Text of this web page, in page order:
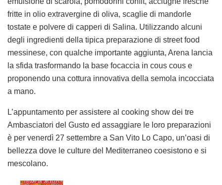
fritte in olio extravergine di oliva, scaglie di mandorle
tostate e polvere di capperi di Salina. Utilizzando alcuni
degli ingredienti della tipica preparazione di street food
messinese, con qualche importante aggiunta, Arena lancia
la sfida trasformando la base focaccia in cous cous e
proponendo una cottura innovativa della semola incocciata
a mano.
L’appuntamento per assistere al cooking show dei tre
Ambasciatori del Gusto ed assaggiare le loro preparazioni
è per venerdì 27 settembre a San Vito Lo Capo, un’oasi di
bellezza dove le culture del Mediterraneo coesistono e si
mescolano.